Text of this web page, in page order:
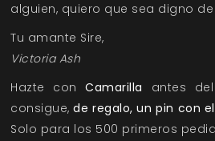
alguien, quiero que sea digno de
Tu amante Sire,
Victoria Ash
Hazte conCamarilla antes del
consigue,de regalo, un pin con
Solo para los 500 primeros